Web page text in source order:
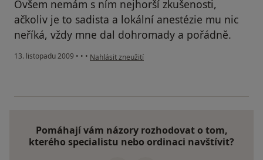
Ovšem nemám s ním nejhorší zkušenosti,
ačkoliv je to sadista a lokální anestézie mu nic
neříká, vždy mne dal dohromady a pořádně.
13. listopadu 2009 • • • podle názoru uživatele Pacient
Nahlásit zneužití
Pomáhají vám názory rozhodovat o tom,
kterého specialistu nebo ordinaci navštívit?